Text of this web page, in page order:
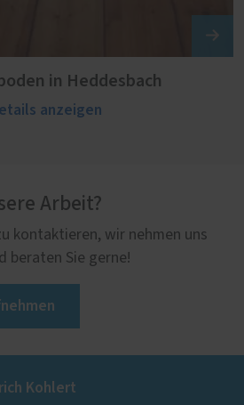
in Heddesbach
anzeigen
Arbeit?
kontaktieren, wir nehmen uns
beraten Sie gerne!
Kohlert